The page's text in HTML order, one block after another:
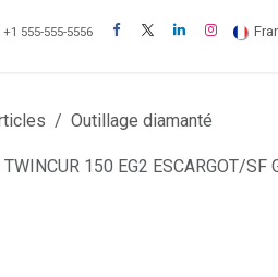
+1 555-555-5556
Outillage diamanté
TWINCUR 150 EG2 ESCARGOT/SF